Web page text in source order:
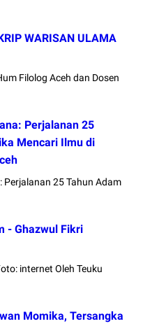
WARISAN ULAMA
Filolog Aceh dan Dosen
Perjalanan 25
Mencari Ilmu di
Perjalanan 25 Tahun Adam
- Ghazwul Fikri
internet Oleh Teuku
Momika, Tersangka